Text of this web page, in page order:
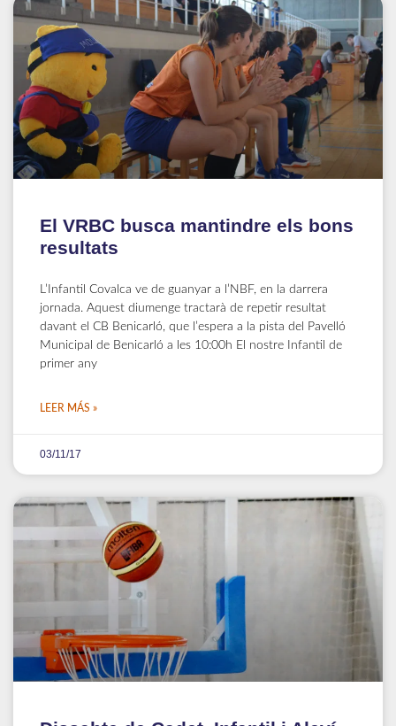
El VRBC busca mantindre els bons
resultats
L’Infantil Covalca ve de guanyar a l’NBF, en la darrera
jornada. Aquest diumenge tractarà de repetir resultat
davant el CB Benicarló, que l’espera a la pista del Pavelló
Municipal de Benicarló a les 10:00h El nostre Infantil de
primer any
LEER MÁS »
03/11/17